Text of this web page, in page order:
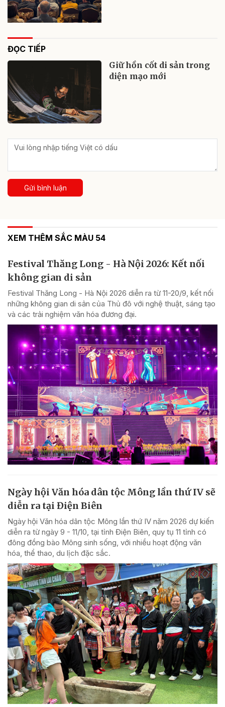
ĐỌC TIẾP
Giữ hồn cốt di sản trong
diện mạo mới
Gửi bình luận
XEM THÊM SẮC MÀU 54
Festival Thăng Long - Hà Nội 2026: Kết nối
không gian di sản
Festival Thăng Long - Hà Nội 2026 diễn ra từ 11-20/9, kết nối
những không gian di sản của Thủ đô với nghệ thuật, sáng tạo
và các trải nghiệm văn hóa đương đại.
Ngày hội Văn hóa dân tộc Mông lần thứ IV sẽ
diễn ra tại Điện Biên
Ngày hội Văn hóa dân tộc Mông lần thứ IV năm 2026 dự kiến
diễn ra từ ngày 9 - 11/10, tại tỉnh Điện Biên, quy tụ 11 tỉnh có
đông đồng bào Mông sinh sống, với nhiều hoạt động văn
hóa, thể thao, du lịch đặc sắc.